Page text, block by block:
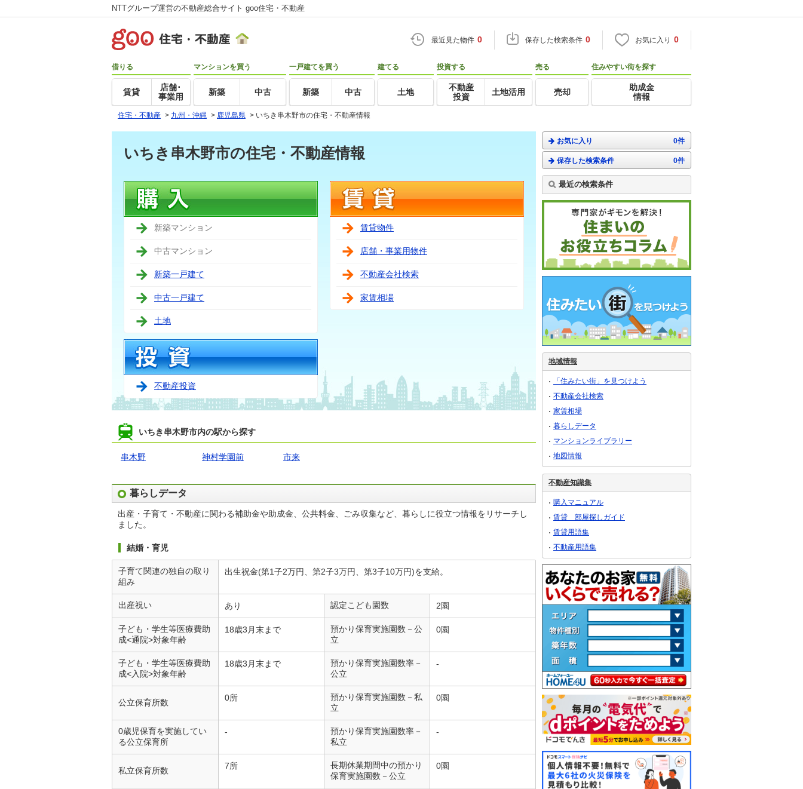
NTTグループ運営の不動産総合サイト goo住宅・不動産
最近見た物件 0 保存した検索条件 0 お気に入り 0
借りる
賃貸
店舗･
事業用
マンションを買う
新築 中古
一戸建てを買う
新築 中古
建てる
土地
投資する
不動産
投資
土地活用
売る
売却
住みやすい街を探す
助成金
情報
住宅・不動産 > 九州・沖縄 > 鹿児島県 > いちき串木野市の住宅・不動産情報
いちき串木野市の住宅・不動産情報
新築マンション
中古マンション
新築一戸建て
中古一戸建て
土地
不動産投資
賃貸物件
店舗・事業用物件
不動産会社検索
家賃相場
いちき串木野市内の駅から探す
串木野 神村学園前 市来
暮らしデータ
出産・子育て・不動産に関わる補助金や助成金、公共料金、ごみ収集など、暮らしに役立つ情報をリサーチし
ました。
結婚・育児
子育て関連の独自の取り
組み
出生祝金(第1子2万円、第2子3万円、第3子10万円)を支給。
出産祝い あり 認定こども園数 2園
子ども・学生等医療費助
成<通院>対象年齢
18歳3月末まで
預かり保育実施園数－公
立
0園
子ども・学生等医療費助
成<入院>対象年齢
18歳3月末まで
預かり保育実施園数率－
公立
-
公立保育所数 0所
預かり保育実施園数－私
立
0園
0歳児保育を実施してい
る公立保育所
-
預かり保育実施園数率－
私立
-
私立保育所数 7所
長期休業期間中の預かり
保育実施園数－公立
0園
お気に入り 0件
保存した検索条件 0件
最近の検索条件
地域情報
「住みたい街」を見つけよう
不動産会社検索
家賃相場
暮らしデータ
マンションライブラリー
地図情報
不動産知識集
購入マニュアル
賃貸 部屋探しガイド
賃貸用語集
不動産用語集